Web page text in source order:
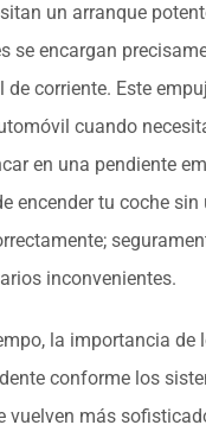
un arranque
se encargan
corriente. Este
cuando
en una pendiente
encender tu coche sin
inconvenientes.
la importancia de
conforme los
vuelven más